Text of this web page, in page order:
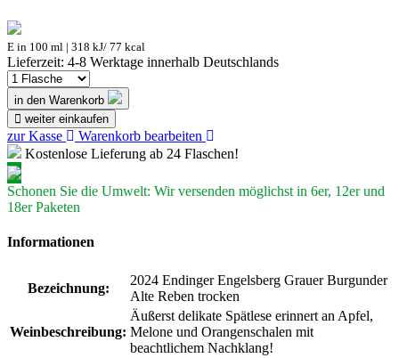
E in 100 ml | 318 kJ/ 77 kcal
Lieferzeit: 4-8 Werktage innerhalb Deutschlands
in den Warenkorb
weiter einkaufen
zur Kasse
Warenkorb bearbeiten
Kostenlose Lieferung ab 24 Flaschen!
Schonen Sie die Umwelt: Wir versenden möglichst in 6er, 12er und
18er Paketen
Informationen
Bezeichnung:
2024 Endinger Engelsberg Grauer Burgunder
Alte Reben trocken
Weinbeschreibung:
Äußerst delikate Spätlese erinnert an Apfel,
Melone und Orangenschalen mit
beachtlichem Nachklang!